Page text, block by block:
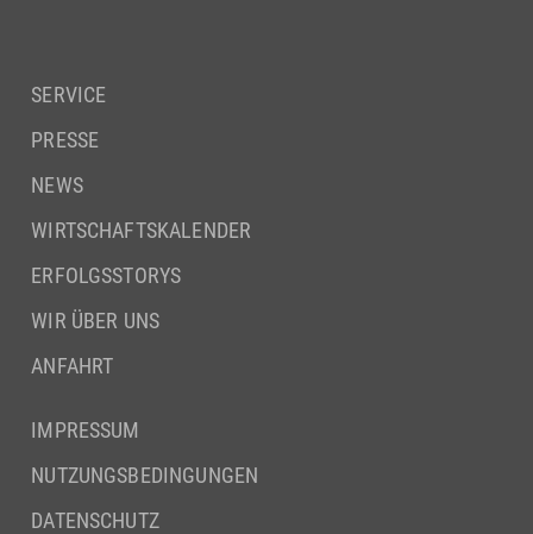
SERVICE
PRESSE
NEWS
WIRTSCHAFTSKALENDER
ERFOLGSSTORYS
WIR ÜBER UNS
ANFAHRT
IMPRESSUM
NUTZUNGSBEDINGUNGEN
DATENSCHUTZ